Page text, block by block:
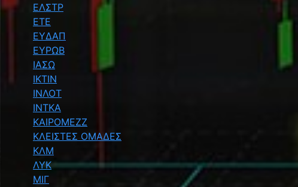
ΕΛΣΤΡ
ΕΤΕ
ΕΥΔΑΠ
ΕΥΡΩΒ
ΙΑΣΩ
ΙΚΤΙΝ
ΙΝΛΟΤ
ΙΝΤΚΑ
ΚΑΙΡΟΜΕΖΖ
ΚΛΕΙΣΤΕΣ ΟΜΑΔΕΣ
ΚΛΜ
ΛΥΚ
ΜΙΓ